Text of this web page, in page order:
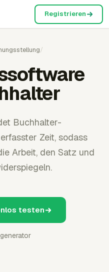
Registrieren
/
Buchhalter-
Zeit, sodass
Arbeit, den Satz und
testen